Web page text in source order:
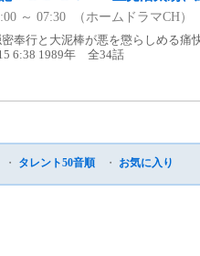
～ 07:30 （ホームドラマCH）
奉行と大泥棒が悪を懲らしめる痛
6:38 1989年 全34話
・ タレント50音順 ・ お気に入り